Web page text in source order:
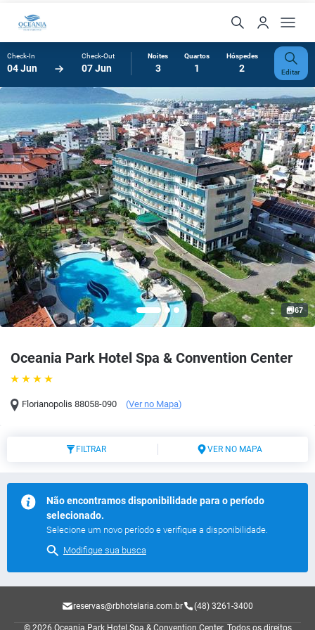
Check-In
04 Jun
Check-Out
07 Jun
Noites
3
Quartos
1
Hóspedes
2 Editar
Oceania Park Hotel Spa & Convention Center
Florianopolis 88058-090 (Ver no Mapa)
67
FILTRAR VER NO MAPA
Não encontramos disponibilidade para o período
selecionado.
Selecione um novo período e verifique a disponibilidade.
Modifique sua busca
reservas@rbhotelaria.com.br (48) 3261-3400
© 2026 Oceania Park Hotel Spa & Convention Center. Todos os direitos